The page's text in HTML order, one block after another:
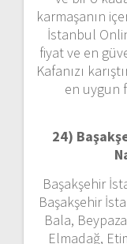
karmaşanın
İstanbul
fiyat ve en
Kafanızı
en uygun
24)
Başakşehir
Başakşehir
Bala,
Elmadağ,